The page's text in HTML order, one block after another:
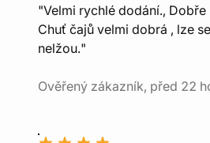
"Velmi rychlé dodání., Dobře
Chuť čajů velmi dobrá , lze
nelžou."
Ověřený zákazník, před 22